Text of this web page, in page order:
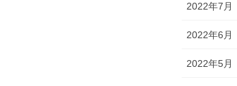
2022年7月
2022年6月
2022年5月